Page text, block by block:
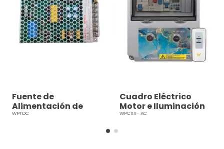
Fuente de
Alimentación de
Seguridad 12V
WPTDC
Cuadro Eléctrico
Motor e Iluminación
12V AC
WPCXX- AC